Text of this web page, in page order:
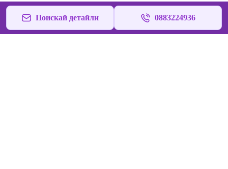
Поискай детайли 0883224936